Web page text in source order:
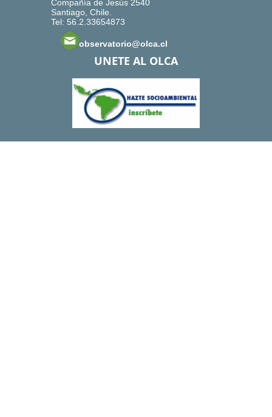
Compañía de Jesús 2540
Santiago, Chile.
Tel: 56.2.33654873
observatorio@olca.cl
UNETE AL OLCA